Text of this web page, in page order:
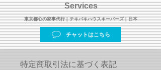
Services
東京都心の家事代行 | テキパキハウスキーパーズ | 日本
チャットはこちら
特定商取引法に基づく表記